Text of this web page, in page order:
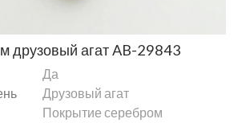
друзовый агат AB-29843
Да
Друзовый агат
Покрытие серебром